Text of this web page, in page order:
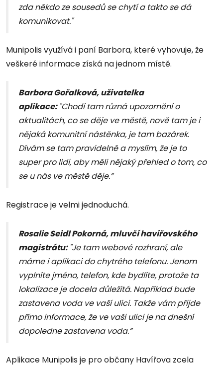
zda někdo ze sousedů se chytí a takto se dá
komunikovat."
Munipolis využívá i paní Barbora, které vyhovuje, že
veškeré informace získá na jednom místě.
Barbora Gořalková, uživatelka
aplikace: "Chodí tam různá upozornění o
aktualitách, co se děje ve městě, nově tam je i
nějaká komunitní nástěnka, je tam bazárek.
Dívám se tam pravidelně a myslím, že je to
super pro lidi, aby měli nějaký přehled o tom, co
se u nás ve městě děje.”
Registrace je velmi jednoduchá.
Rosalie Seidl Pokorná, mluvčí havířovského
magistrátu: "Je tam webové rozhraní, ale
máme i aplikaci do chytrého telefonu. Jenom
vyplníte jméno, telefon, kde bydlíte, protože ta
lokalizace je docela důležitá. Například bude
zastavena voda ve vaší ulici. Takže vám přijde
přímo informace, že ve vaši ulici je na dnešní
dopoledne zastavena voda.”
Aplikace Munipolis je pro občany Havířova zcela